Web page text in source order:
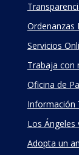
Ordenanzas
Servicios
Trabaja con
Oficina de
Información
Los Ángeles
Adopta un